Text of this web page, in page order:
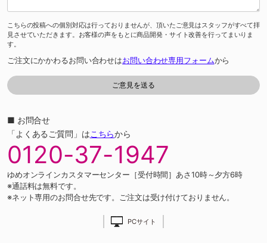
こちらの投稿への個別対応は行っておりませんが、頂いたご意見はスタッフがすべて拝
見させていただきます。お客様の声をもとに商品開発・サイト改善を行ってまいりま
す。
ご注文にかかわるお問い合わせはお問い合わせ専用フォームから
■ お問合せ
「よくあるご質問」はこちらから
0120-37-1947
ゆめオンラインカスタマーセンター［受付時間］あさ10時～夕方6時
※通話料は無料です。
※ネット専用のお問合せ先です。ご注文は受け付けておりません。
PCサイト